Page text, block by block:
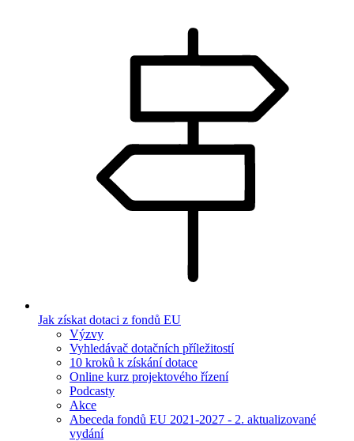
Jak získat dotaci z fondů EU
Výzvy
Vyhledávač dotačních příležitostí
10 kroků k získání dotace
Online kurz projektového řízení
Podcasty
Akce
Abeceda fondů EU 2021-2027 - 2. aktualizované
vydání